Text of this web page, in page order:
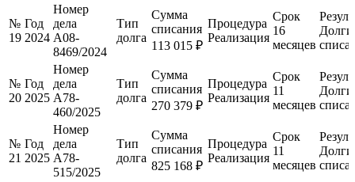
№
19
Год
2024
Номер
дела
А08-
8469/2024
Тип
долга
Сумма
списания
113 015 ₽
Процедура
Реализация
Срок
16
месяцев
Долги
№
20
Год
2025
Номер
дела
А78-
460/2025
Тип
долга
Сумма
списания
270 379 ₽
Процедура
Реализация
Срок
11
месяцев
Долги
№
21
Год
2025
Номер
дела
А78-
515/2025
Тип
долга
Сумма
списания
825 168 ₽
Процедура
Реализация
Срок
11
месяцев
Долги